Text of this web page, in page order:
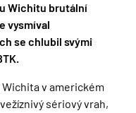
Wichitu brutální
vysmíval
se chlubil svými
v americkém
sériový vrah,